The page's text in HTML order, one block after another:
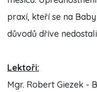
praxí, kteří se na
důvodů dříve
Lektoři:
Mgr. Robert Giezek -